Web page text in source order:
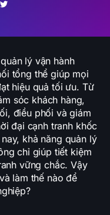
lý vận hành
tổng thể giúp mọi
hiệu quả tối ưu. Từ
sóc khách hàng,
điều phối và giám
đại cạnh tranh khốc
khả năng quản lý
chỉ giúp tiết kiệm
vững chắc. Vậy
làm thế nào để